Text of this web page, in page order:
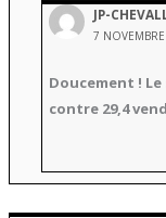
JP-
7
Doucement ! Le
contre 29,4